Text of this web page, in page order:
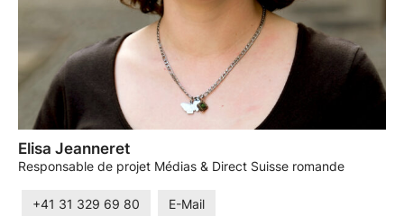
Elisa Jeanneret
Responsable de projet Médias & Direct Suisse romande
+41 31 329 69 80 E-Mail